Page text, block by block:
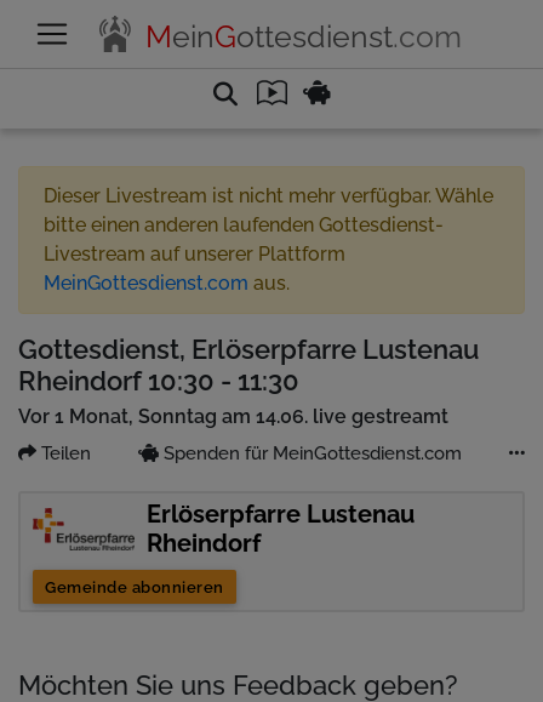
MeinGottesdienst.com
Dieser Livestream ist nicht mehr verfügbar. Wähle
bitte einen anderen laufenden Gottesdienst-
Livestream auf unserer Plattform
MeinGottesdienst.com aus.
Gottesdienst, Erlöserpfarre Lustenau
Rheindorf 10:30 - 11:30
Vor 1 Monat, Sonntag am 14.06. live gestreamt
Teilen Spenden für MeinGottesdienst.com
Erlöserpfarre Lustenau
Rheindorf
Gemeinde abonnieren
Möchten Sie uns Feedback geben?